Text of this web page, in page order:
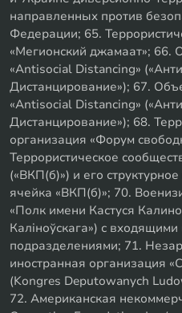
направленных против
Федерации; 65.
«Мегионский джамаат»; 66.
«Antisocial Distancing»
Дистанцирование»); 67.
«Antisocial Distancing»
Дистанцирование»); 68.
организация «Форум
Террористическое
(«ВКП(б)») и его
ячейка «ВКП(б)»; 70.
«Полк имени Кастуся
Калiноўскага») с
подразделениями; 71.
иностранная организация
(Kongres Deputowanych
72. Американская